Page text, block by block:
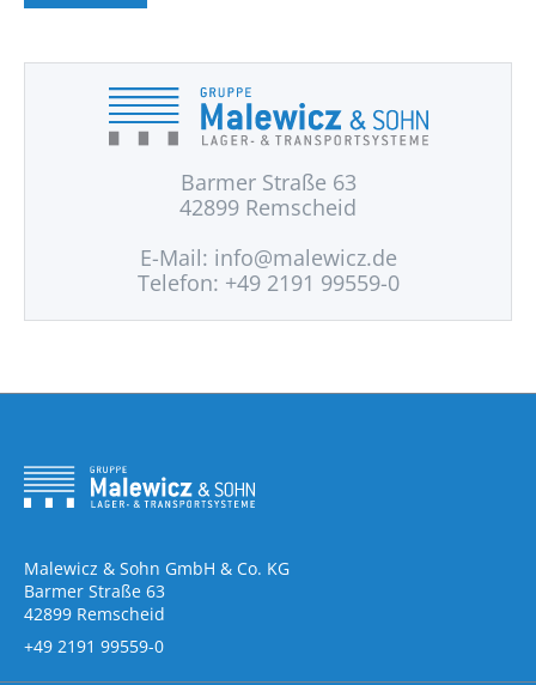
Barmer Straße 63
42899 Remscheid
E-Mail: info@malewicz.de
Telefon: +49 2191 99559-0
Malewicz & Sohn GmbH & Co. KG
Barmer Straße 63
42899 Remscheid
+49 2191 99559-0